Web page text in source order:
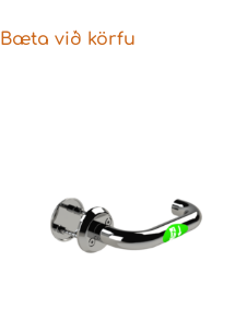
Fyrir Þýskar læsingar
Bauhaus
Bæta við körfu